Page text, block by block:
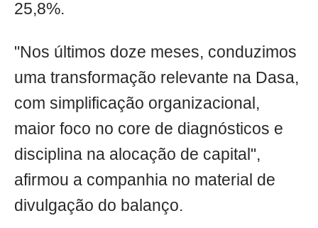
25,8%.
"Nos últimos doze meses, conduzimos
uma transformação relevante na Dasa,
com simplificação organizacional,
maior foco no core de diagnósticos e
disciplina na alocação de capital",
afirmou a companhia no material de
divulgação do balanço.